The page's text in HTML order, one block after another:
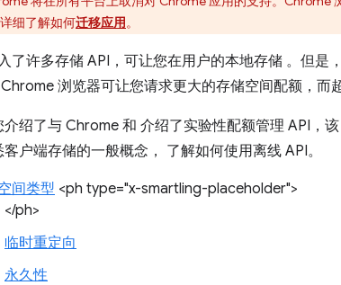
细了解如何迁移应用。
了许多存储 API，可让您在用户的本地存储 。但是
浏览器可让您请求更大的存储空间配额，而
绍了与 Chrome 和 介绍了实验性配额管理 API，
户端存储的一般概念， 了解如何使用离线 API。
间类型 <ph type="x-smartling-placeholder">
</ph>
临时重定向
永久性